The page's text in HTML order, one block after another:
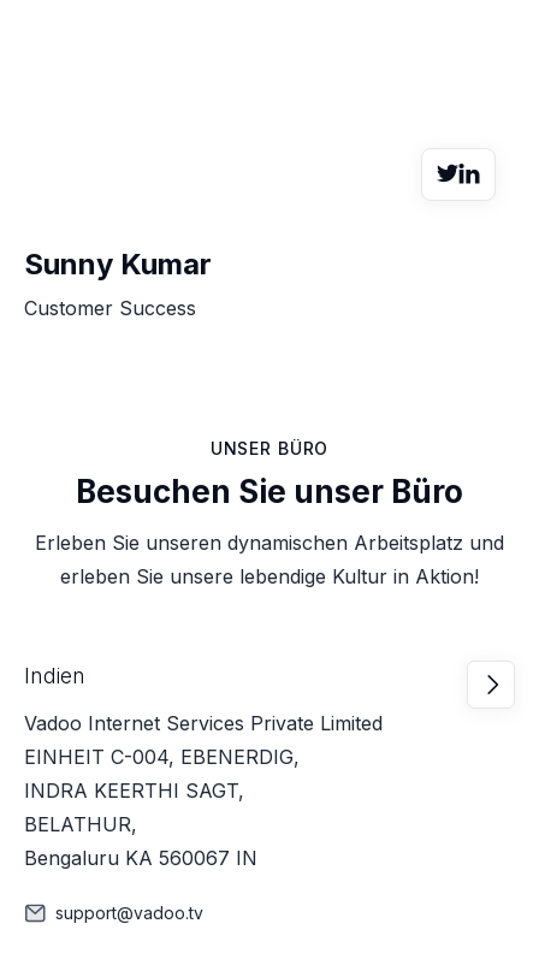

Sunny Kumar
Customer Success
UNSER BÜRO
Besuchen Sie unser Büro
Erleben Sie unseren dynamischen Arbeitsplatz und
erleben Sie unsere lebendige Kultur in Aktion!
Indien
Vadoo Internet Services Private Limited
EINHEIT C-004, EBENERDIG,
INDRA KEERTHI SAGT,
BELATHUR,
Bengaluru KA 560067 IN
support@vadoo.tv
